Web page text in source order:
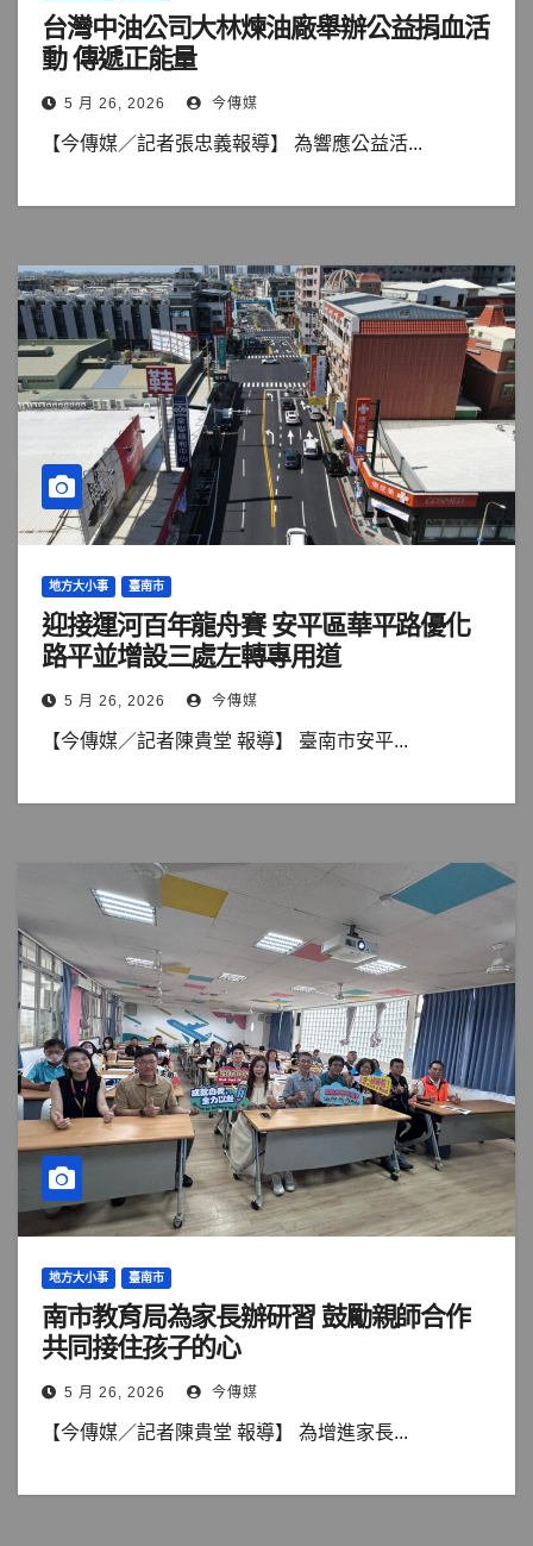
台灣中油公司大林煉油廠舉辦公益捐血活
動 傳遞正能量
5 月 26, 2026 今傳媒
【今傳媒／記者張忠義報導】 為響應公益活...
地方大小事 臺南市
迎接運河百年龍舟賽 安平區華平路優化
路平並增設三處左轉專用道
5 月 26, 2026 今傳媒
【今傳媒／記者陳貴堂 報導】 臺南市安平...
地方大小事 臺南市
南市教育局為家長辦研習 鼓勵親師合作
共同接住孩子的心
5 月 26, 2026 今傳媒
【今傳媒／記者陳貴堂 報導】 為增進家長...